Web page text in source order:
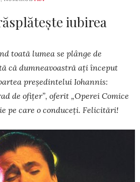
iubirea
toată lumea se plânge de
că dumneavoastră aţi început
preşedintelui Iohannis:
de ofiţer”, oferit „Operei Comice
pe care o conduceţi. Felicitări!